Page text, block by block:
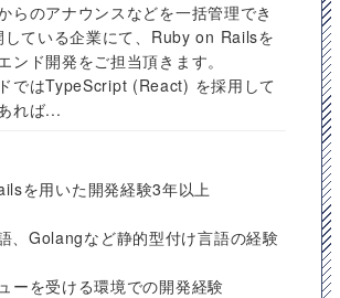
らのアナウンスなどを一括管理でき
している企業にて、Ruby on Railsを
ンド開発をご担当頂きます。
ではTypeScript (React) を採用して
れば...
を用いた開発経験3年以上
、Golangなど静的型付け言語の経験
ーを受ける環境での開発経験